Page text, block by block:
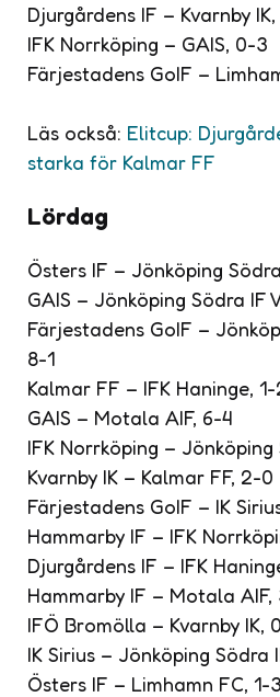
Djurgårdens IF – Kvarnby
IFK Norrköping – GAIS, 0-3
Färjestadens GoIF –
Läs också: Elitcup:
starka för Kalmar FF
Lördag
Östers IF – Jönköping
GAIS – Jönköping Södra IF
Färjestadens GoIF –
8-1
Kalmar FF – IFK Haninge, 1-
GAIS – Motala AIF, 6-4
IFK Norrköping –
Kvarnby IK – Kalmar FF, 2-0
Färjestadens GoIF – IK
Hammarby IF – IFK
Djurgårdens IF – IFK
Hammarby IF – Motala AIF,
IFÖ Bromölla – Kvarnby IK,
IK Sirius – Jönköping Södra
Östers IF – Limhamn FC, 1-3